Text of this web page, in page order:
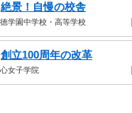
絶景！自慢の校舎
学園中学校・高等学校
創立100周年の改革
女子学院